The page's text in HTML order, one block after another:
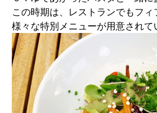
この時期は、レストランでもフ
様々な特別メニューが用意されて